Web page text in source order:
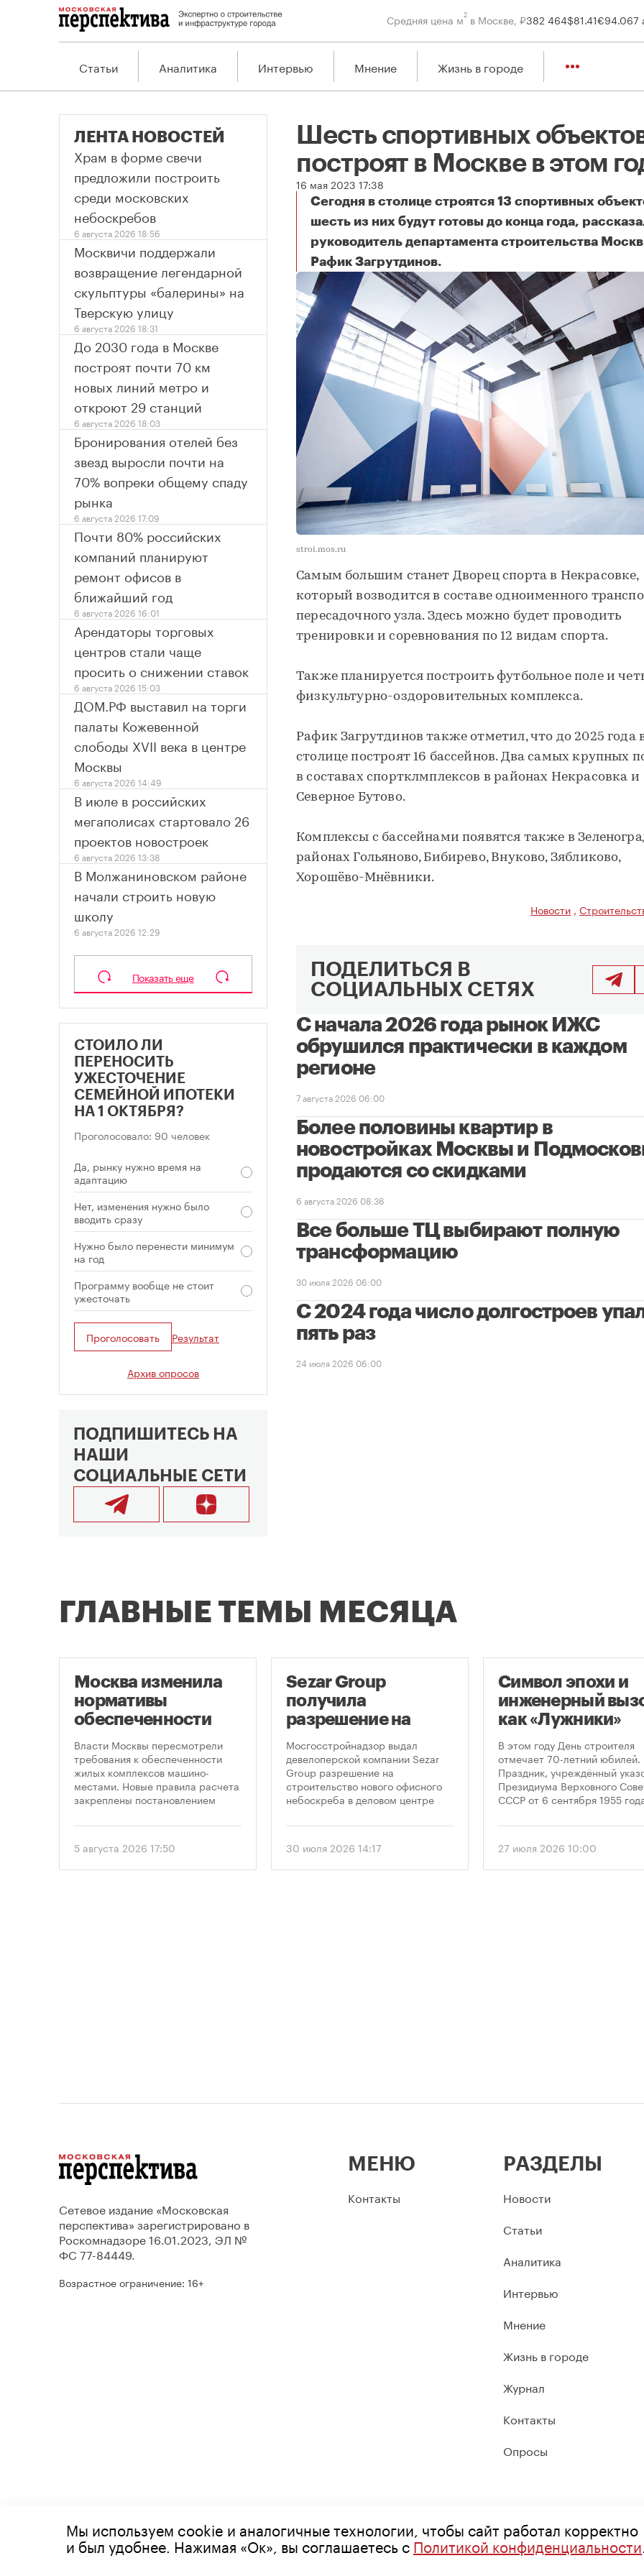
Средняя цена м2 в Москве, ₽382 464$81.41€94.067
Статьи Аналитика Интервью Мнение Жизнь в городе
Шесть спортивных
построят в Москве в этом
16 мая 2023 17:38
Сегодня в столице строятся 13 спортивных
шесть из них будут готовы до конца года,
руководитель департамента строительства
Рафик Загрутдинов.
Шесть спортивных объектов построят в Москве в этом году
stroi.mos.ru
Самым большим станет Дворец спорта в Некрасовке,
который возводится в составе одноименного
пересадочного узла. Здесь можно будет проводить
тренировки и соревнования по 12 видам спорта.
Также планируется построить футбольное поле и
физкультурно-оздоровительных комплекса.
Рафик Загрутдинов также отметил, что до 2025 года
столице построят 16 бассейнов. Два самых крупных
в составах спортклмплексов в районах Некрасовка и
Северное Бутово.
Комплексы с бассейнами появятся также в
районах Гольяново, Бибирево, Внуково, Зябликово,
Хорошёво-Мнёвники.
Новости ,
ПОДЕЛИТЬСЯ В
СОЦИАЛЬНЫХ СЕТЯХ
С начала 2026 года рынок ИЖС
обрушился практически в каждом
регионе
7 августа 2026 06:00
Более половины квартир в
новостройках Москвы и
продаются со скидками
6 августа 2026 08:36
Все больше ТЦ выбирают полную
трансформацию
30 июля 2026 06:00
С 2024 года число долгостроев
пять раз
24 июля 2026 06:00
ЛЕНТА НОВОСТЕЙ
Храм в форме свечи
предложили построить
среди московских
небоскребов
6 августа 2026 18:56
Москвичи поддержали
возвращение легендарной
скульптуры «балерины» на
Тверскую улицу
6 августа 2026 18:31
До 2030 года в Москве
построят почти 70 км
новых линий метро и
откроют 29 станций
6 августа 2026 18:03
Бронирования отелей без
звезд выросли почти на
70% вопреки общему спаду
рынка
6 августа 2026 17:09
Почти 80% российских
компаний планируют
ремонт офисов в
ближайший год
6 августа 2026 16:01
Арендаторы торговых
центров стали чаще
просить о снижении ставок
6 августа 2026 15:03
ДОМ.РФ выставил на торги
палаты Кожевенной
слободы XVII века в центре
Москвы
6 августа 2026 14:49
В июле в российских
мегаполисах стартовало 26
проектов новостроек
6 августа 2026 13:38
В Молжаниновском районе
начали строить новую
школу
6 августа 2026 12:29
Показать еще
СТОИЛО ЛИ
ПЕРЕНОСИТЬ
УЖЕСТОЧЕНИЕ
СЕМЕЙНОЙ ИПОТЕКИ
НА 1 ОКТЯБРЯ?
Проголосовало: 90 человек
Да, рынку нужно время на
адаптацию
Нет, изменения нужно было
вводить сразу
Нужно было перенести минимум
на год
Программу вообще не стоит
ужесточать
Проголосовать Результат
Архив опросов
ПОДПИШИТЕСЬ НА
НАШИ
СОЦИАЛЬНЫЕ СЕТИ
ГЛАВНЫЕ ТЕМЫ МЕСЯЦА
Москва изменила
нормативы
обеспеченности
новостроек
парковками
Власти Москвы пересмотрели
требования к обеспеченности
жилых комплексов машино-
местами. Новые правила расчета
закреплены постановлением
от 5 августа 2026 года. Документ
подход к определению
необходимого количества
5 августа 2026 17:50
Sezar Group
получила
разрешение на
строительство
небоскреба в
«Москва-Сити»
Мосгосстройнадзор выдал
девелоперской компании Sezar
Group разрешение на
строительство нового офисного
небоскреба в деловом центре
предусматривает возведение 52-
метров.
30 июля 2026 14:17
Символ эпохи и
инженерный
как «Лужники»
стали символом
Дня строителя
В этом году День строителя
отмечает 70-летний юбилей.
Праздник, учреждённый
Президиума Верховного
СССР от 6 сентября 1955
1956 года. И главным
стало открытие Большой
спортивной арены
27 июля 2026 10:00
Сетевое издание «Московская
перспектива» зарегистрировано в
Роскомнадзоре 16.01.2023, ЭЛ №
ФС 77-84449.
Возрастное ограничение: 16+
МЕНЮ
Контакты
РАЗДЕЛЫ
Новости
Статьи
Аналитика
Интервью
Мнение
Жизнь в городе
Журнал
Контакты
Опросы
© 2026 Все права защищены
Мы используем cookie и аналогичные технологии, чтобы сайт работал корректно
и был удобнее. Нажимая «Ок», вы соглашаетесь сПолитикой конфиденциальности